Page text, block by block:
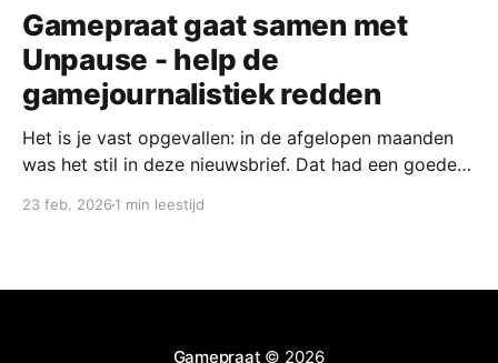
Gamepraat gaat samen met
Unpause - help de
gamejournalistiek redden
Het is je vast opgevallen: in de afgelopen maanden
was het stil in deze nieuwsbrief. Dat had een goede
collega-gamejournalisten met een nieuw platform,
23 feb. 2026 1 min leestijd
Gamepraat © 2026